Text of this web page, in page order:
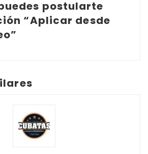
postularte
“Aplicar desde